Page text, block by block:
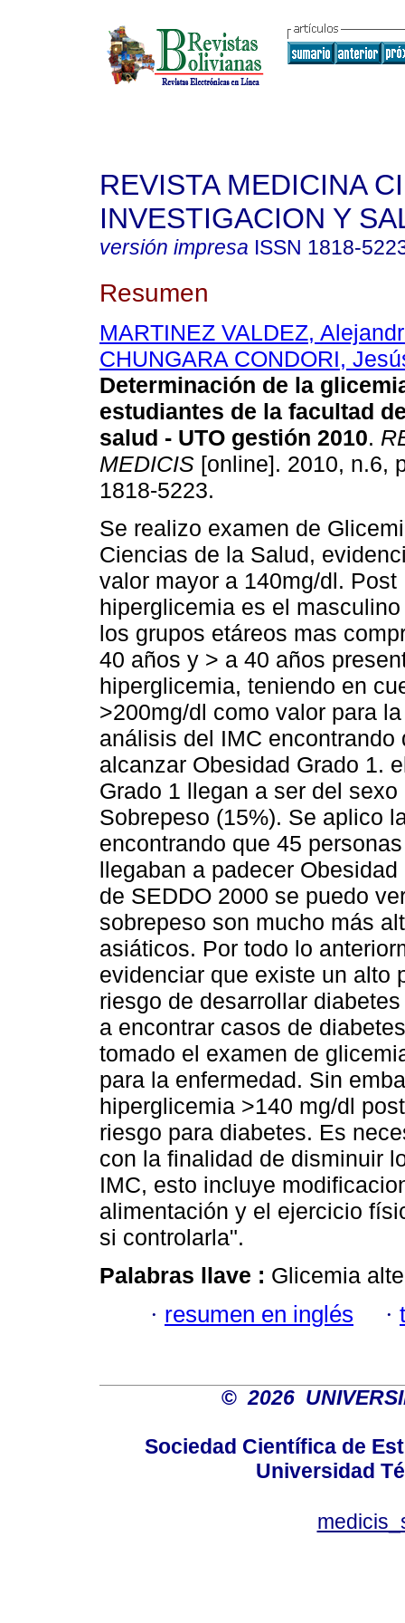
REVISTA MEDICINA
INVESTIGACION Y
versión impresa ISSN 1818-
Resumen
MARTINEZ VALDEZ,
CHUNGARA CONDORI,
Determinación de la
estudiantes de la facultad
salud - UTO gestión 2010.
MEDICIS [online]. 2010, n.6,
1818-5223.
Se realizo examen de
Ciencias de la Salud,
valor mayor a 140mg/dl.
hiperglicemia es el
los grupos etáreos mas
40 años y > a 40 años
hiperglicemia, teniendo en
>200mg/dl como valor para
análisis del IMC
alcanzar Obesidad Grado 1.
Grado 1 llegan a ser del
Sobrepeso (15%). Se aplico
encontrando que 45
llegaban a padecer
de SEDDO 2000 se puedo
sobrepeso son mucho más
asiáticos. Por todo lo
evidenciar que existe un alto
riesgo de desarrollar
a encontrar casos de
tomado el examen de
para la enfermedad. Sin
hiperglicemia >140 mg/dl
riesgo para diabetes. Es
con la finalidad de disminuir
IMC, esto incluye
alimentación y el ejercicio
si controlarla".
Palabras llave : Glicemia
· resumen en inglés ·
© 2026
Sociedad Científica de
Universidad